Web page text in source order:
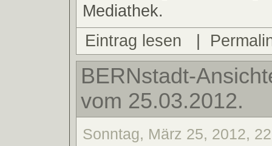
Mediathek.
Eintrag lesen
BERNstadt-
vom 25.03.2012.
Sonntag, März 25, 2012,